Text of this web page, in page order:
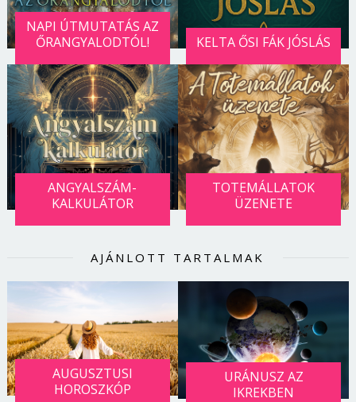
NAPI ÚTMUTATÁS AZ
ŐRANGYALODTÓL!
KELTA ŐSI FÁK JÓSLÁS
ANGYALSZÁM-
KALKULÁTOR
TOTEMÁLLATOK
ÜZENETE
AJÁNLOTT TARTALMAK
AUGUSZTUSI
HOROSZKÓP
URÁNUSZ AZ
IKREKBEN